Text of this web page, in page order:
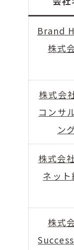
Brand
株式
株式会
コンサ
ン
株式会
ネット
株式